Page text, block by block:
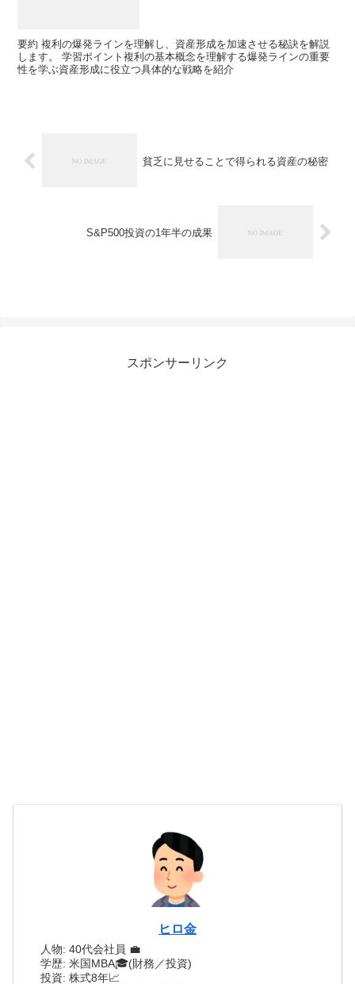
要約 複利の爆発ラインを理解し、資産形成を加速させる秘訣を解説
します。 学習ポイント複利の基本概念を理解する爆発ラインの重要
性を学ぶ資産形成に役立つ具体的な戦略を紹介
貧乏に見せることで得られる資産の秘密
S&P500投資の1年半の成果
スポンサーリンク
ヒロ金
人物: 40代会社員 💼
学歴: 米国MBA🎓(財務／投資)
投資: 株式8年📈